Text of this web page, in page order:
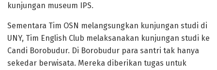
kunjungan museum IPS.
Sementara Tim OSN melangsungkan kunjungan studi di
UNY, Tim English Club melaksanakan kunjungan studi ke
Candi Borobudur. Di Borobudur para santri tak hanya
sekedar berwisata. Mereka diberikan tugas untuk